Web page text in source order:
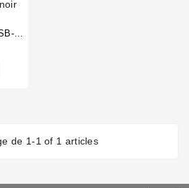
Adaptateur USB-C vers USB-A - 3.1 - 0,10m - noir
de 1-1 of 1 articles